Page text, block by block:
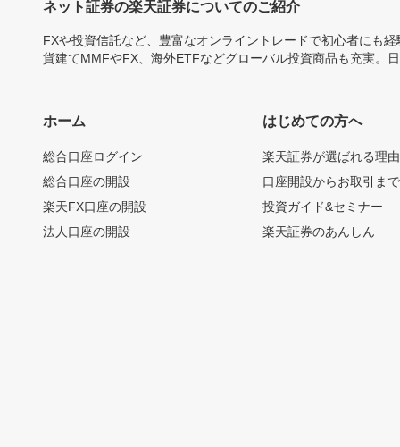
ネット証券の楽天証券についてのご紹介
FXや投資信託など、豊富なオンライントレードで初心者にも
貨建てMMFやFX、海外ETFなどグローバル投資商品も充実。
ホーム
総合口座ログイン
総合口座の開設
楽天FX口座の開設
法人口座の開設
はじめての方へ
楽天証券が選ばれる理由
口座開設からお取引ま
投資ガイド&セミナー
楽天証券のあんしん